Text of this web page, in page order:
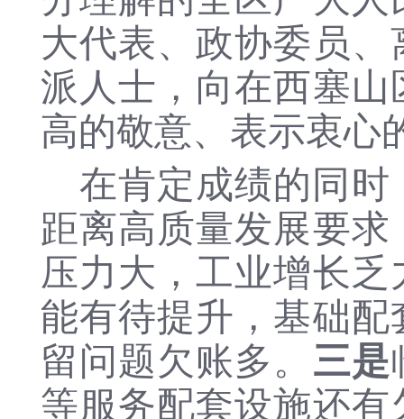
大代表、政协委员
派人士，向在西塞
高的敬意、表示衷心
在肯定成绩的同
距离高质量发展要
压力大，工业增长
能有待提升，基础
留问题欠账多。 三是
等服务配套设施还有